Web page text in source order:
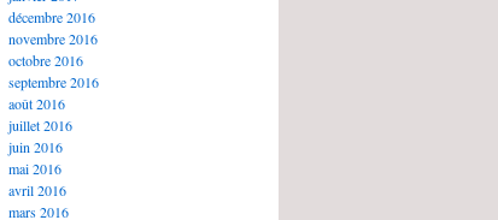
décembre 2016
novembre 2016
octobre 2016
septembre 2016
août 2016
juillet 2016
juin 2016
mai 2016
avril 2016
mars 2016